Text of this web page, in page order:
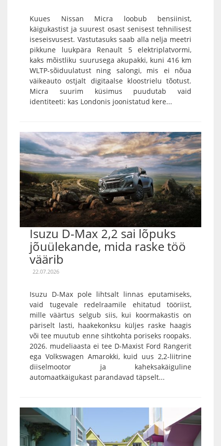
Kuues Nissan Micra loobub bensiinist,
käigukastist ja suurest osast senisest tehnilisest
iseseisvusest. Vastutasuks saab alla nelja meetri
pikkune luukpära Renault 5 elektriplatvormi,
kaks mõistliku suurusega akupakki, kuni 416 km
WLTP-sõiduulatust ning salongi, mis ei nõua
väikeauto ostjalt digitaalse kloostrielu tõotust.
Micra suurim küsimus puudutab vaid
identiteeti: kas Londonis joonistatud kere...
Isuzu D-Max 2,2 sai lõpuks
jõuülekande, mida raske töö
väärib
22.07.2026
Isuzu D-Max pole lihtsalt linnas eputamiseks,
vaid tugevale redelraamile ehitatud tööriist,
mille väärtus selgub siis, kui koormakastis on
päriselt lasti, haakekonksu küljes raske haagis
või tee muutub enne sihtkohta poriseks roopaks.
2026. mudeliaasta ei tee D-Maxist Ford Rangerit
ega Volkswagen Amarokki, kuid uus 2,2-liitrine
diiselmootor ja kaheksakäiguline
automaatkäigukast parandavad täpselt...